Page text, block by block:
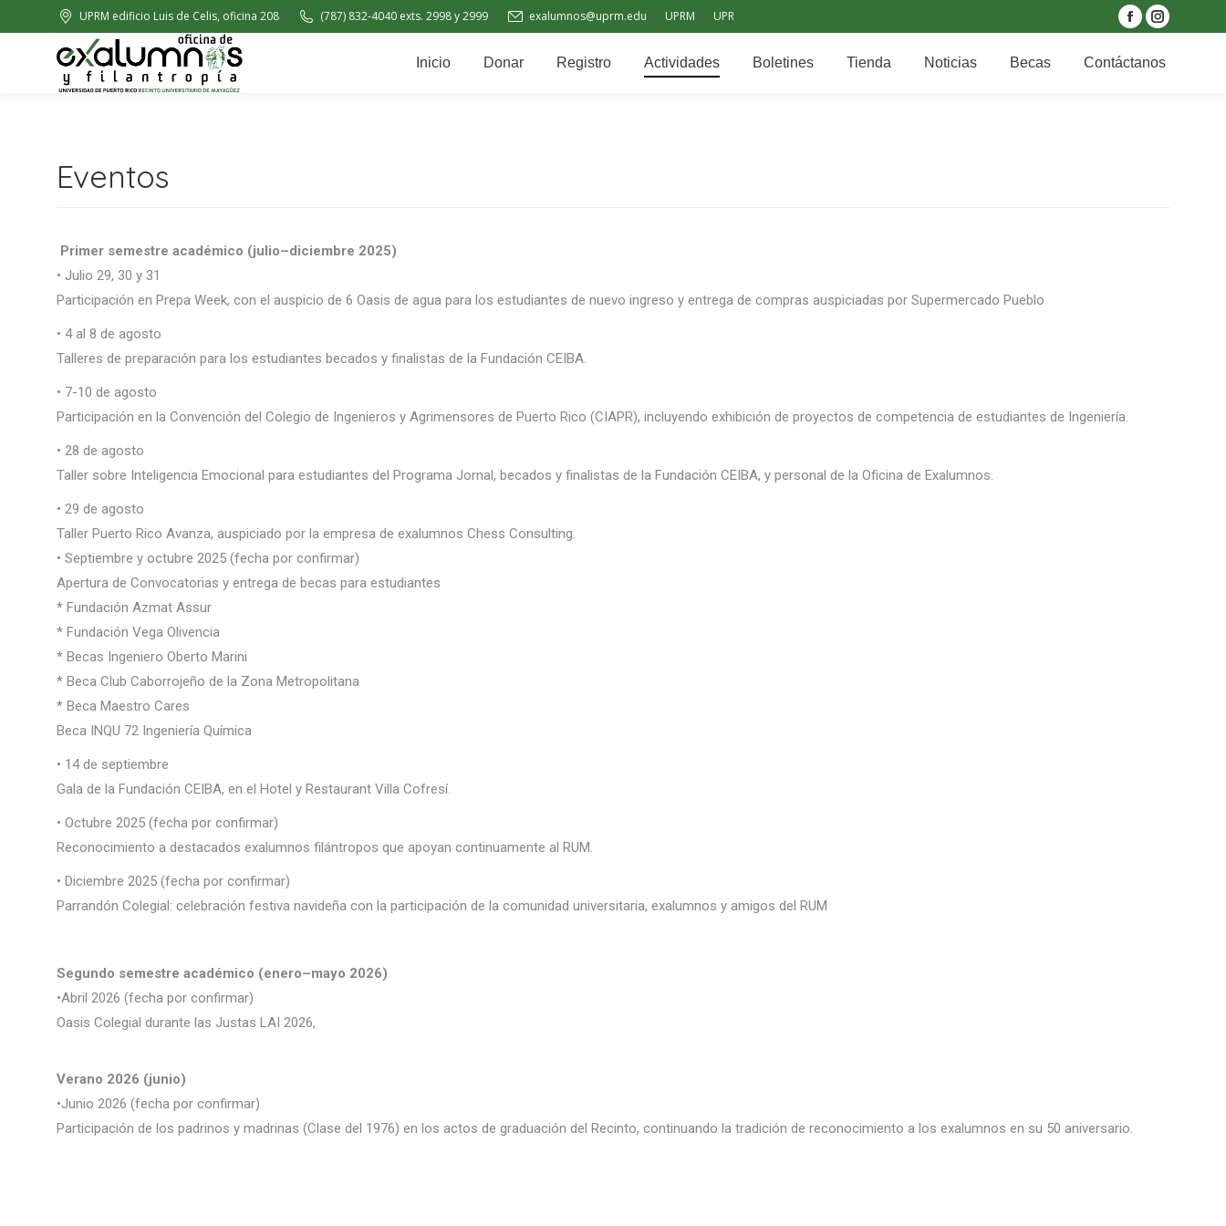
UPRM edificio Luis de Celis, oficina 208 (787) 832-4040 exts. 2998 y 2999 exalumnos@uprm.edu UPRM UPR
FacebookInstagram
Inicio Donar Registro Actividades Boletines Tienda Noticias Becas Contáctanos
Eventos
Primer semestre académico (julio–diciembre 2025)
• Julio 29, 30 y 31
Participación en Prepa Week, con el auspicio de 6 Oasis de agua para los estudiantes de nuevo ingreso y entrega de compras auspiciadas por Supermercado Pueblo
• 4 al 8 de agosto
Talleres de preparación para los estudiantes becados y finalistas de la Fundación CEIBA.
• 7-10 de agosto
Participación en la Convención del Colegio de Ingenieros y Agrimensores de Puerto Rico (CIAPR), incluyendo exhibición de proyectos de competencia de estudiantes de Ingeniería.
• 28 de agosto
Taller sobre Inteligencia Emocional para estudiantes del Programa Jornal, becados y finalistas de la Fundación CEIBA, y personal de la Oficina de Exalumnos.
• 29 de agosto
Taller Puerto Rico Avanza, auspiciado por la empresa de exalumnos Chess Consulting.
• Septiembre y octubre 2025 (fecha por confirmar)
Apertura de Convocatorias y entrega de becas para estudiantes
* Fundación Azmat Assur
* Fundación Vega Olivencia
* Becas Ingeniero Oberto Marini
* Beca Club Caborrojeño de la Zona Metropolitana
* Beca Maestro Cares
Beca INQU 72 Ingeniería Química
• 14 de septiembre
Gala de la Fundación CEIBA, en el Hotel y Restaurant Villa Cofresí.
• Octubre 2025 (fecha por confirmar)
Reconocimiento a destacados exalumnos filántropos que apoyan continuamente al RUM.
• Diciembre 2025 (fecha por confirmar)
Parrandón Colegial: celebración festiva navideña con la participación de la comunidad universitaria, exalumnos y amigos del RUM
Segundo semestre académico (enero–mayo 2026)
•Abril 2026 (fecha por confirmar)
Oasis Colegial durante las Justas LAI 2026,
Verano 2026 (junio)
•Junio 2026 (fecha por confirmar)
Participación de los padrinos y madrinas (Clase del 1976) en los actos de graduación del Recinto, continuando la tradición de reconocimiento a los exalumnos en su 50 aniversario.